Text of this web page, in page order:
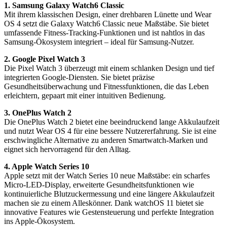
1. Samsung Galaxy Watch6 Classic
Mit ihrem klassischen Design, einer drehbaren Lünette und Wear
OS 4 setzt die Galaxy Watch6 Classic neue Maßstäbe. Sie bietet
umfassende Fitness-Tracking-Funktionen und ist nahtlos in das
Samsung-Ökosystem integriert – ideal für Samsung-Nutzer.
2. Google Pixel Watch 3
Die Pixel Watch 3 überzeugt mit einem schlanken Design und tief
integrierten Google-Diensten. Sie bietet präzise
Gesundheitsüberwachung und Fitnessfunktionen, die das Leben
erleichtern, gepaart mit einer intuitiven Bedienung.
3. OnePlus Watch 2
Die OnePlus Watch 2 bietet eine beeindruckend lange Akkulaufzeit
und nutzt Wear OS 4 für eine bessere Nutzererfahrung. Sie ist eine
erschwingliche Alternative zu anderen Smartwatch-Marken und
eignet sich hervorragend für den Alltag.
4. Apple Watch Series 10
Apple setzt mit der Watch Series 10 neue Maßstäbe: ein scharfes
Micro-LED-Display, erweiterte Gesundheitsfunktionen wie
kontinuierliche Blutzuckermessung und eine längere Akkulaufzeit
machen sie zu einem Alleskönner. Dank watchOS 11 bietet sie
innovative Features wie Gestensteuerung und perfekte Integration
ins Apple-Ökosystem.